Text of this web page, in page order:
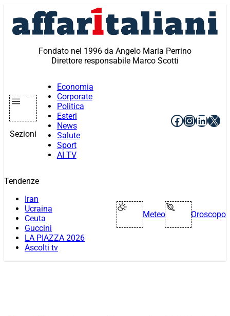
contenuto
Fondato nel 1996 da Angelo Maria Perrino
Direttore responsabile Marco Scotti
Sezioni
Economia
Corporate
Politica
Esteri
News
Salute
Sport
AI TV
Facebook
X
Tendenze
Iran
Ucraina
Ceuta
Guccini
LA PIAZZA 2026
Ascolti tv
Meteo Oroscopo